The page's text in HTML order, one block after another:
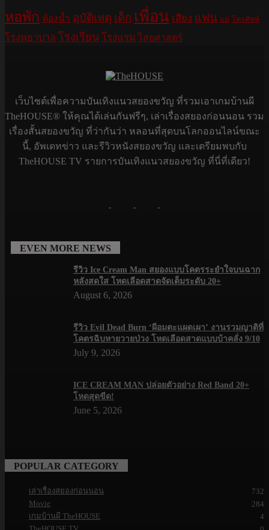
หอพัก ห้องน้ำ อุบัติเหตุ เด็ก เพื่อน เสียง แฟน แม่ โทรศัพท์
โรงพยาบาล โรงเรียน โรงแรม ไสยศาสตร์
เว็บไซต์เพื่อความบันเทิงแนวสยองขวัญ ที่รวมเอาเกมบ้านผี
TheHOUSE® ให้คุณได้เล่นกันฟรีๆ, เล่าเรื่องสยองก่อนนอน รวม
เรื่องสั้นสยองขวัญ ที่ว่ากันว่า หลอนที่สุดบนโลกออนไลน์ขณะ
นี้, อัพเดทข่าว และรีวิวหนังสยองขวัญ และเตรียมพบกับ
TheHOUSE TV รายการบันเทิงแนวสยองขวัญ ที่นี่ที่เดียว!
EVEN MORE NEWS
รีวิว Ice Cream Man สยองแบบโคตรระยำใจบนฉาก
หลังสดใส โหดเลือดสาดจัดเต็มระดับ 20+
August 6, 2026
รีวิว Evil Dead Burn ‘ผีอมตะแผดเผา’ งานรวมญาติที่
โคตรฉิบหายวายป่วง โหดเลือดสาดแบบบ้าคลั่ง 9/10
July 9, 2026
ICE CREAM MAN ปล่อยตัวอย่าง Red Band 20+
โหดสุดขีด!
June 5, 2026
POPULAR CATEGORY
เล่าเรื่องสยองก่อนนอน
732
Movie
284
เกมบ้านผี TheHOUSE
4